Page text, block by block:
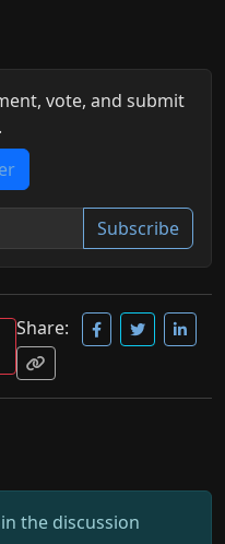
vote, and submit
Subscribe
Share:
the discussion